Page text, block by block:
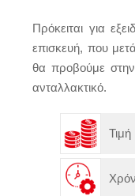
Πρόκειται για
επισκευή, που
θα προβούμε στην
ανταλλακτικό.